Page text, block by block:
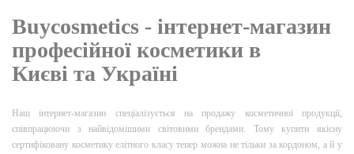
Buycosmetics - інтернет-магазин
професійної косметики в
Києві та Україні
Наш інтернет-магазин спеціалізується на продажу косметичної продукції,
співпрацюючи з найвідомішими світовими брендами. Тому купити якісну
сертифіковану косметику елітного класу тепер можна не тільки за кордоном, а й у